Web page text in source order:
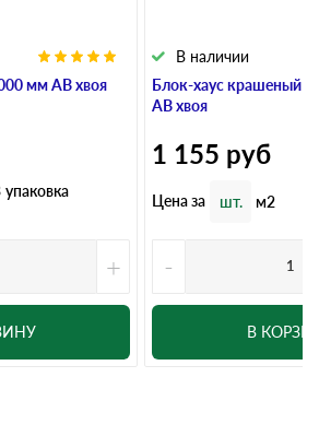
мм АВ хвоя
упаковка
+
Блок-хаус крашеный
АВ хвоя
В наличии
1 155 руб
Цена за шт. м2
-
В